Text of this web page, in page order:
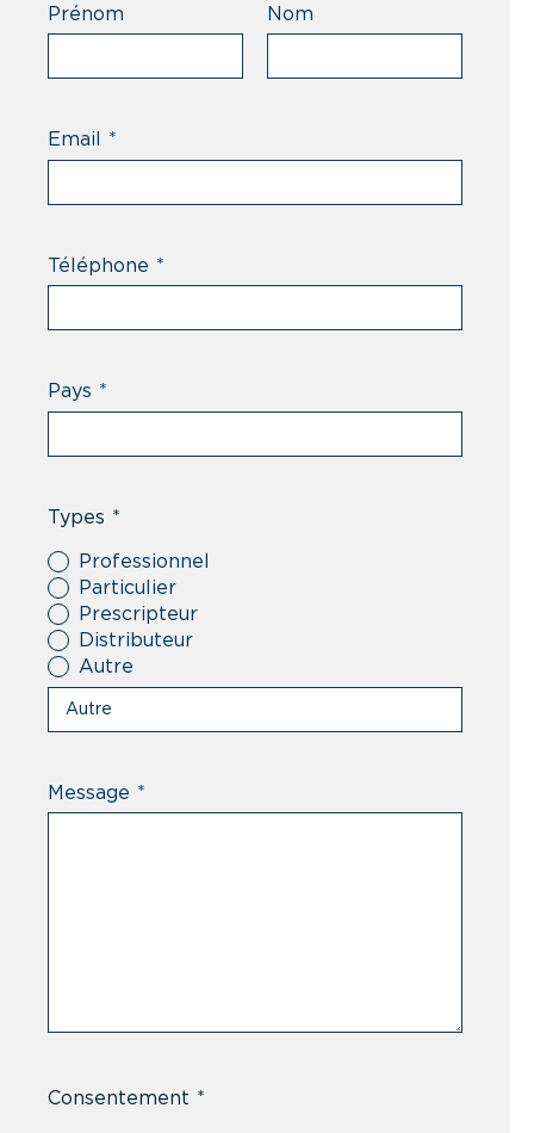
Prénom Nom
Email *
Téléphone *
Pays *
Types *
Professionnel
Particulier
Prescripteur
Distributeur
Autre
Message *
Consentement *